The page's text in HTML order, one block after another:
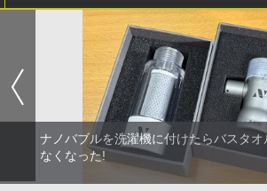
ナノバブルを洗濯機に付けたらバスタ
なくなった!